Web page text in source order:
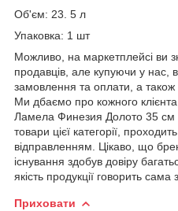
Об'єм: 23. 5 л
Упаковка: 1 шт
Можливо, на маркетплейсі ви
продавців, але купуючи у нас,
замовлення та оплати, а також
Ми дбаємо про кожного
Ламела Финезия Долото 35 см
товари цієї категорії,
відправленням. Цікаво, що
існування здобув довіру
якість продукції говорить сама
Приховати